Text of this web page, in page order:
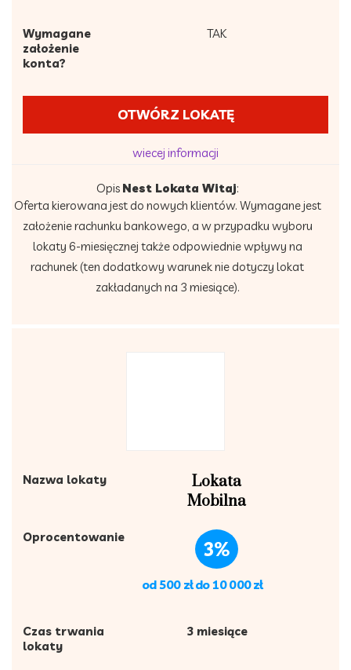
Wymagane
założenie
konta?
TAK
OTWÓRZ LOKATĘ
wiecej informacji
Opis Nest Lokata Witaj:
Oferta kierowana jest do nowych klientów. Wymagane jest
założenie rachunku bankowego, a w przypadku wyboru
lokaty 6-miesięcznej także odpowiednie wpływy na
rachunek (ten dodatkowy warunek nie dotyczy lokat
zakładanych na 3 miesiące).
Nazwa lokaty
Lokata
Mobilna
Oprocentowanie
3%
od 500 zł do 10 000 zł
Czas trwania
lokaty
3 miesiące